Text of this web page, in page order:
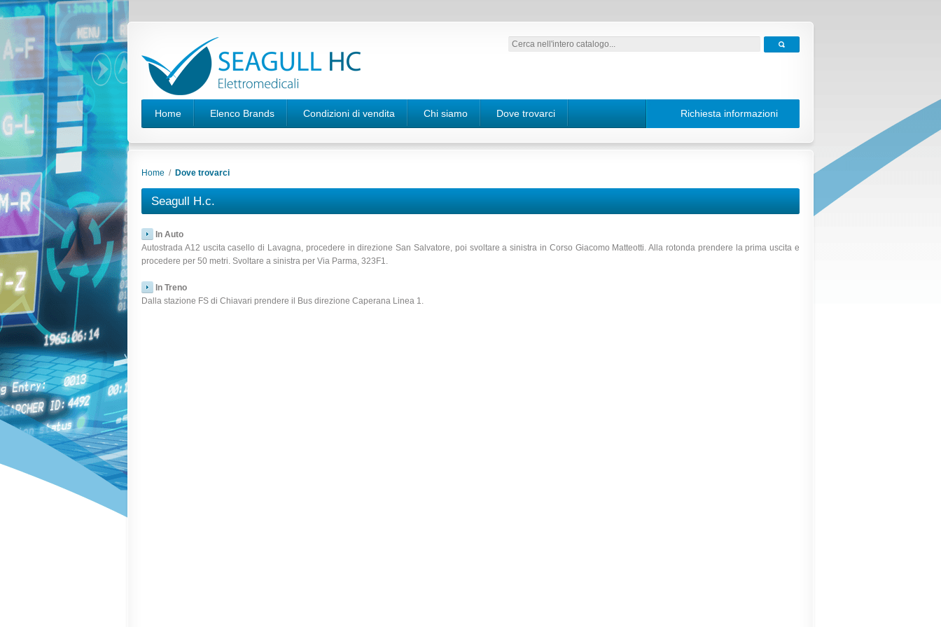
Richiesta informazioni
Home Elenco Brands Condizioni di vendita Chi siamo Dove trovarci
Home / Dove trovarci
Seagull H.c.
In Auto
Autostrada A12 uscita casello di Lavagna, procedere in direzione San Salvatore, poi svoltare a sinistra in Corso Giacomo Matteotti. Alla rotonda prendere la prima uscita e
procedere per 50 metri. Svoltare a sinistra per Via Parma, 323F1.
In Treno
Dalla stazione FS di Chiavari prendere il Bus direzione Caperana Linea 1.